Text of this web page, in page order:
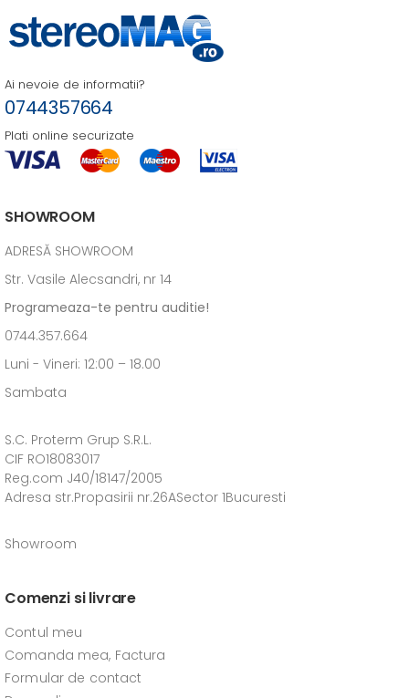
Ai nevoie de informatii?
0744357664
Plati online securizate
SHOWROOM
ADRESĂ SHOWROOM
Str. Vasile Alecsandri, nr 14
Programeaza-te pentru auditie!
0744.357.664
Luni - Vineri: 12:00 – 18.00
Sambata
S.C. Proterm Grup S.R.L.
CIF RO18083017
Reg.com J40/18147/2005
Adresa str.Propasirii nr.26ASector 1Bucuresti
Showroom
Comenzi si livrare
Contul meu
Comanda mea, Factura
Formular de contact